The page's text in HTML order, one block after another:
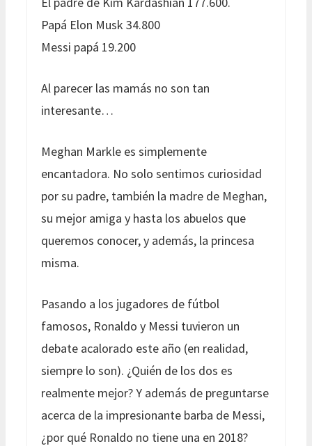
Papá Elon Musk 34.800
Messi papá 19.200
Al parecer las mamás no son tan
interesante…
Meghan Markle es simplemente
encantadora. No solo sentimos curiosidad
por su padre, también la madre de Meghan,
su mejor amiga y hasta los abuelos que
queremos conocer, y además, la princesa
misma.
Pasando a los jugadores de fútbol
famosos, Ronaldo y Messi tuvieron un
debate acalorado este año (en realidad,
siempre lo son). ¿Quién de los dos es
realmente mejor? Y además de preguntarse
acerca de la impresionante barba de Messi,
¿por qué Ronaldo no tiene una en 2018?